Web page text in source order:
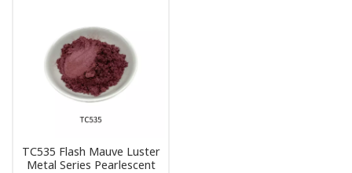
TC535 Flash Mauve Luster
Metal Series Pearlescent